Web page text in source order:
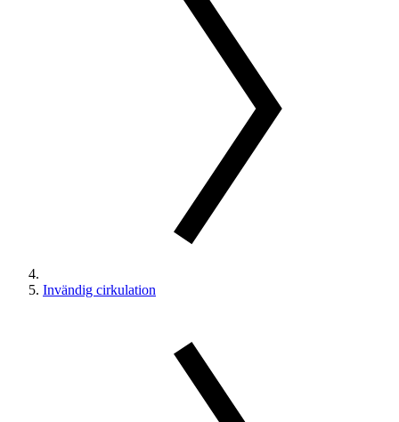
Invändig cirkulation